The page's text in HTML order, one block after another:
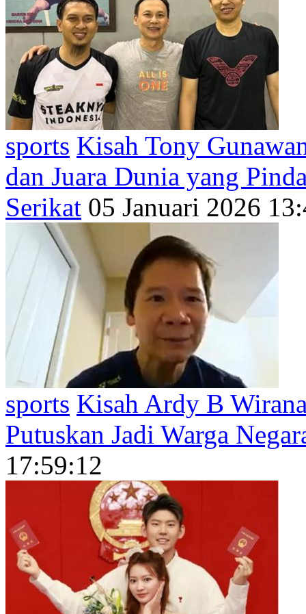
sports Kisah Tony
dan Juara Dunia yang
Serikat 05 Januari 2026
sports Kisah Ardy B
Putuskan Jadi Warga
17:59:12